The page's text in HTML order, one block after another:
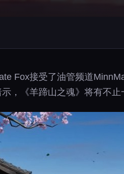
Fox接受了油管频道
，《羊蹄山之魂》将有不止